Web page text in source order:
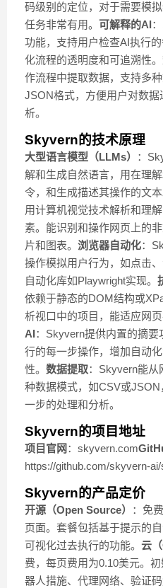
码级别的定位，对于需要模
任务非常有用。 可解释的AI
功能，支持用户检查AI执行
化流程的透明度和可追溯性。
作流程中提取数据，支持多
JSON格式，方便用户对数
析。
Skyvern的技术原理
大型语言模型（LLMs）
：
解和生成自然语言，用在理
令，和生成描述其操作的文本
用计算机视觉技术解析和理
素。能识别和操作网页上的
片和图表。 浏览器自动化：
操作模拟用户行为，如点击
自动化库如Playwright实现。
依赖于静态的DOM结构或
析视口中的项目，能适应网页
AI：Skyvern提供内置的摘要
行的每一步操作，增加自动
性。 数据提取：Skyvern能从
种数据模式，如CSV或
一步的处理和分析。
Skyvern的项目地址
项目官网 ：skyvern.com
https://github.com/skyvern-
Skyvern的产品定价
开源（Open Source）
：免
页面。套餐包括基于提示的
可视化过去执行的功能。 云
费，每页费用为0.10美元。
器人措施、代理网络、验证